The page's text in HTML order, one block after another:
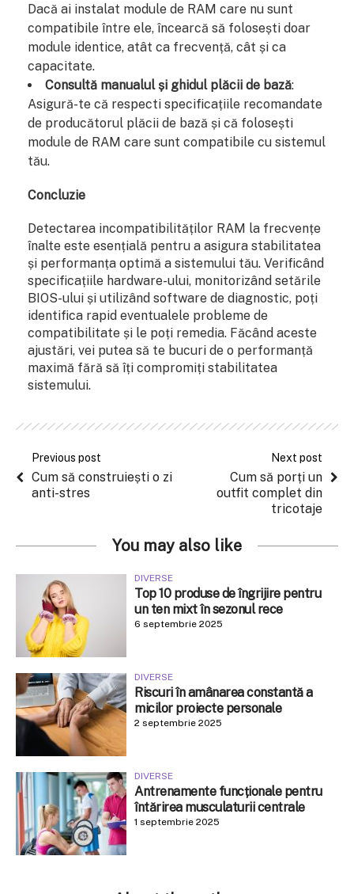
Dacă ai instalat module de RAM care nu sunt
compatibile între ele, încearcă să folosești doar
module identice, atât ca frecvență, cât și ca
capacitate.
Consultă manualul și ghidul plăcii de bază:
Asigură-te că respecti specificațiile recomandate
de producătorul plăcii de bază și că folosești
module de RAM care sunt compatibile cu sistemul
tău.
Concluzie
Detectarea incompatibilităților RAM la frecvențe
înalte este esențială pentru a asigura stabilitatea
și performanța optimă a sistemului tău. Verificând
specificațiile hardware-ului, monitorizând setările
BIOS-ului și utilizând software de diagnostic, poți
identifica rapid eventualele probleme de
compatibilitate și le poți remedia. Făcând aceste
ajustări, vei putea să te bucuri de o performanță
maximă fără să îți compromiți stabilitatea
sistemului.
Previous post
Cum să construiești o zi
anti-stres
Next post
Cum să porți un
outfit complet din
tricotaje
You may also like
DIVERSE
Top 10 produse de îngrijire pentru
un ten mixt în sezonul rece
6 septembrie 2025
DIVERSE
Riscuri în amânarea constantă a
micilor proiecte personale
2 septembrie 2025
DIVERSE
Antrenamente funcționale pentru
întărirea musculaturii centrale
1 septembrie 2025